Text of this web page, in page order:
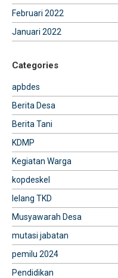
Februari 2022
Januari 2022
Categories
apbdes
Berita Desa
Berita Tani
KDMP
Kegiatan Warga
kopdeskel
lelang TKD
Musyawarah Desa
mutasi jabatan
pemilu 2024
Pendidikan